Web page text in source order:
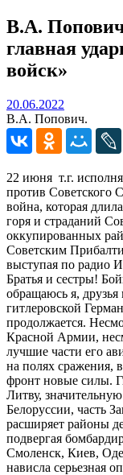
В.А.
главная
войск»
20.06.2022
В.А. Попович.
22 июня т.г.
против Советского
война, которая
горя и страданий
оккупированных
Советским
выступая по радио
Братья и сестры!
обращаюсь я,
гитлеровской
продолжается.
Красной Армии,
лучшие части его
на полях сражения,
фронт новые силы.
Литву,
Белоруссии, часть
расширяет районы
подвергая
Смоленск, Киев,
нависла серьезная